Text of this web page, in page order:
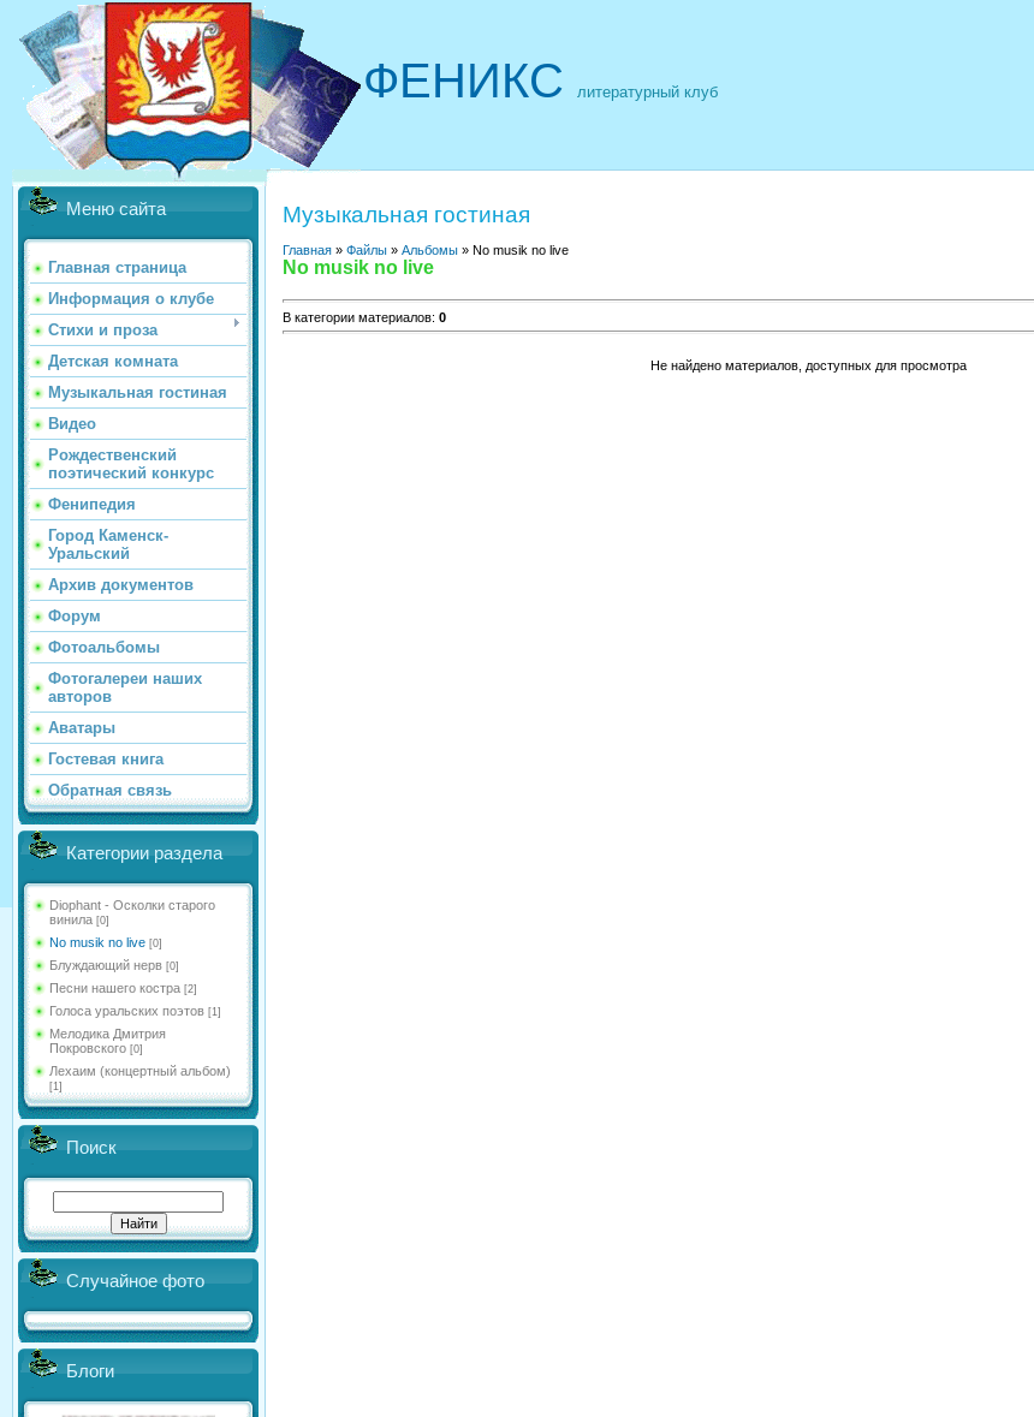
ФЕНИКС литературный клуб
Меню сайта
Главная страница
Информация о клубе
Стихи и проза
Детская комната
Музыкальная гостиная
Видео
Рождественский
поэтический конкурс
Фенипедия
Город Каменск-
Уральский
Архив документов
Форум
Фотоальбомы
Фотогалереи наших
авторов
Аватары
Гостевая книга
Обратная связь
Категории раздела
Diophant - Осколки старого
винила [0]
No musik no live [0]
Блуждающий нерв [0]
Песни нашего костра [2]
Голоса уральских поэтов [1]
Мелодика Дмитрия
Покровского [0]
Лехаим (концертный альбом)
[1]
Поиск
Случайное фото
Блоги
Музыкальная гостиная
Главная » Файлы » Альбомы » No musik no live
No musik no live
В категории материалов: 0
Не найдено материалов, доступных для просмотра